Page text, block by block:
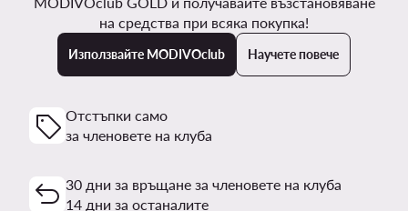
на средства при всяка покупка!
Използвайте MODIVOclub Научете повече
Отстъпки само
за членовете на клуба
30 дни за връщане за членовете на клуба
14 дни за останалите